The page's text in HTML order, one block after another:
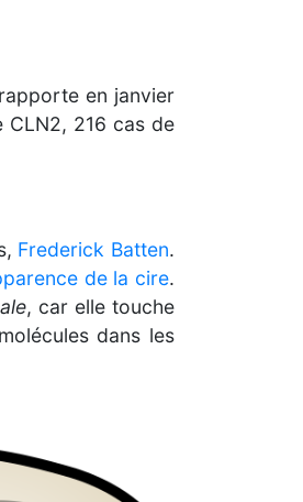
rapporte en janvier
216 cas de
Frederick Batten.
de la cire.
, car elle touche
dans les